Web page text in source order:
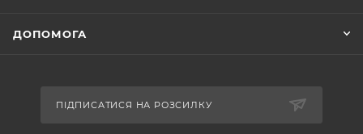
ДОПОМОГА
ПІДПИСАТИСЯ НА РОЗСИЛКУ